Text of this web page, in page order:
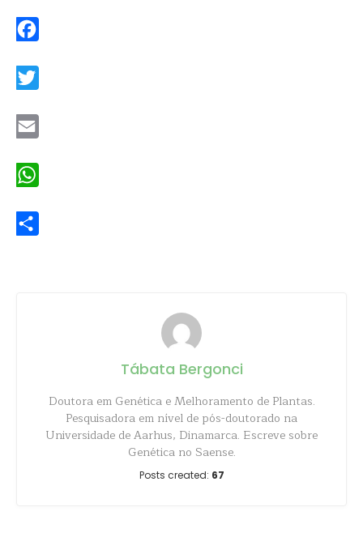
Tábata Bergonci
Doutora em Genética e Melhoramento de Plantas.
Pesquisadora em nível de pós-doutorado na
Universidade de Aarhus, Dinamarca. Escreve sobre
Genética no Saense.
Posts created: 67